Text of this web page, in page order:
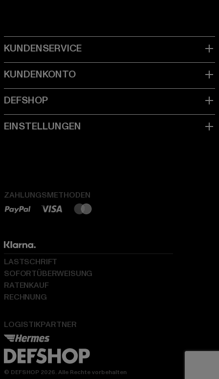
ZAHLUNGSMETHODEN
LOGISTIKPARTNER
LASTSCHRIFT
SOFORTÜBERWEISUNG
RATENKAUF
RECHNUNG
© DEFSHOP 2026. Alle Rechte vorbehalten